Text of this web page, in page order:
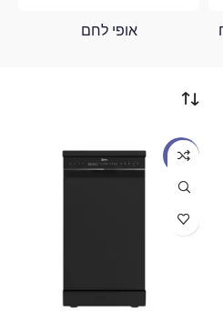
אופי לחם
מבצע